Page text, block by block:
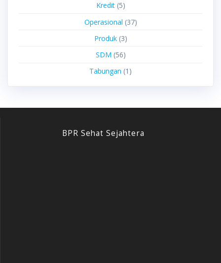
Kredit(5)
Operasional (37)
Produk(3)
SDM (56)
Tabungan (1)
BPR Sehat Sejahtera